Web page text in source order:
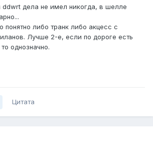
ddwrt дела не имел никогда, в шелле
либо транк либо акцесс с
Лучше 2-е, если по дороге есть
однозначно.
Цитата